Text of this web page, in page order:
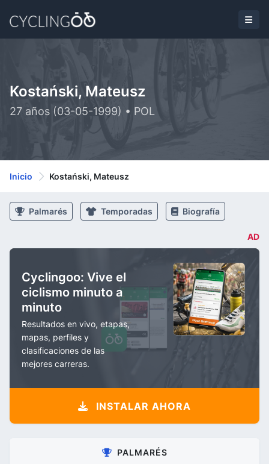
Kostański, Mateusz
27 años (03-05-1999) • POL
Inicio Kostański, Mateusz
Palmarés Temporadas Biografía
AD
Cyclingoo: Vive el
ciclismo minuto a
minuto
Resultados en vivo, etapas,
mapas, perfiles y
clasificaciones de las
mejores carreras.
INSTALAR AHORA
PALMARÉS